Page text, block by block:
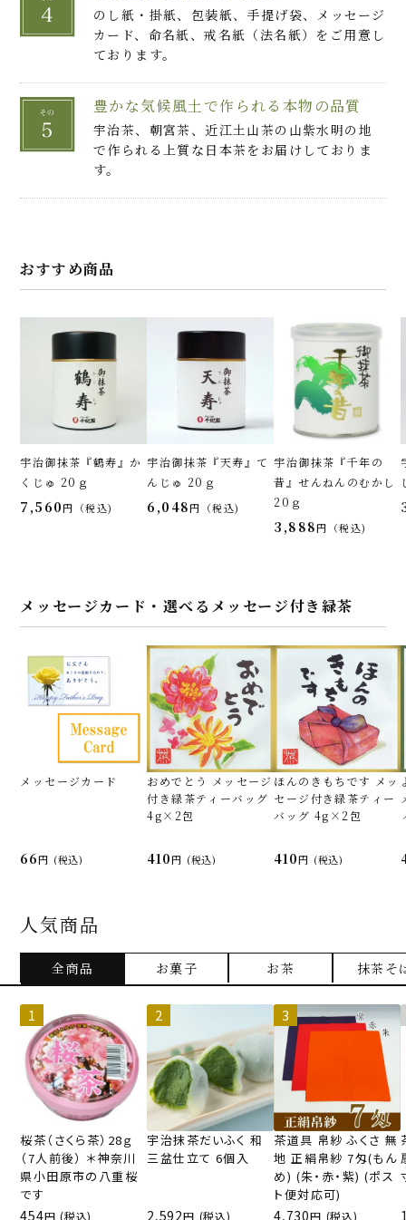
のし紙・掛紙、包装紙、手提げ袋、メッセージ
カード、命名紙、戒名紙（法名紙）をご用意し
ております。
豊かな気候風土で作られる本物の品質
宇治茶、朝宮茶、近江土山茶の山紫水明の地
で作られる上質な日本茶をお届けしておりま
す。
おすすめ商品
宇治御抹茶『鶴寿』か
くじゅ 20ｇ
7,560 税込
宇治御抹茶『天寿』て
んじゅ 20ｇ
6,048 税込
宇治御抹茶『千年の
昔』せんねんのむかし
20ｇ
3,888 税込
メッセージカード・選べるメッセージ付き緑茶
メッセージカード
66 (税込)
おめでとう メッセージ
付き緑茶ティーバッグ
4g×2包
410 (税込)
ほんのきもちです メッ
セージ付き緑茶ティー
バッグ 4g×2包
410 (税込)
人気商品
全商品 お菓子 お茶 抹茶そ
桜茶（さくら茶）28ｇ
（7人前後） ＊神奈川
県小田原市の八重桜
です
454 (税込)
宇治抹茶だいふく 和
三盆仕立て 6個入
2,592 (税込)
茶道具 帛紗 ふくさ 無
地 正絹帛紗 7匁(もん
め) (朱・赤・紫) (ポス
ト便対応可)
4,730 (税込)